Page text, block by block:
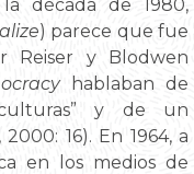
década de 1980,
) parece que fue
Reiser y Blodwen
hablaban de
y de un
16). En 1964, a
en los medios de